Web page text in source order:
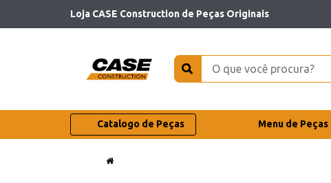
Loja CASE Construction de Peças Originais
Catalogo de Peças Menu de Peças